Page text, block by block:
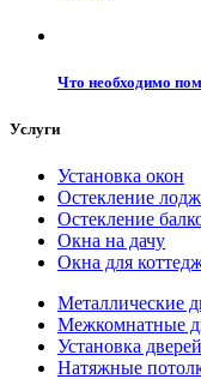
Что необходимо
Услуги
Установка окон
Остекление
Остекление
Окна на дачу
Окна для
Металлические
Межкомнатные
Установка дверей
Натяжные